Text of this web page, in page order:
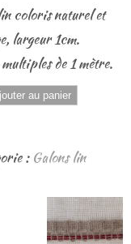
coloris naturel et
largeur 1cm.
de 1 mètre.
au panier
: Galons lin